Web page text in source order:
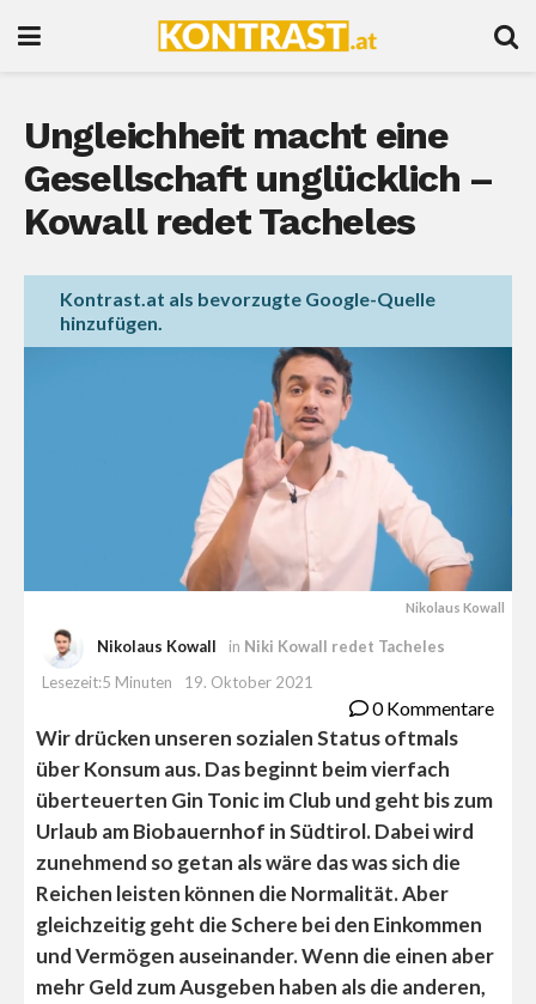
Ungleichheit macht eine
Gesellschaft unglücklich –
Kowall redet Tacheles
Kontrast.at als bevorzugte Google-Quelle
hinzufügen.
Nikolaus Kowall
Nikolaus Kowall in Niki Kowall redet Tacheles
Lesezeit:5 Minuten
19. Oktober 2021
0 Kommentare
Wir drücken unseren sozialen Status oftmals
über Konsum aus. Das beginnt beim vierfach
überteuerten Gin Tonic im Club und geht bis zum
Urlaub am Biobauernhof in Südtirol. Dabei wird
zunehmend so getan als wäre das was sich die
Reichen leisten können die Normalität. Aber
gleichzeitig geht die Schere bei den Einkommen
und Vermögen auseinander. Wenn die einen aber
mehr Geld zum Ausgeben haben als die anderen,